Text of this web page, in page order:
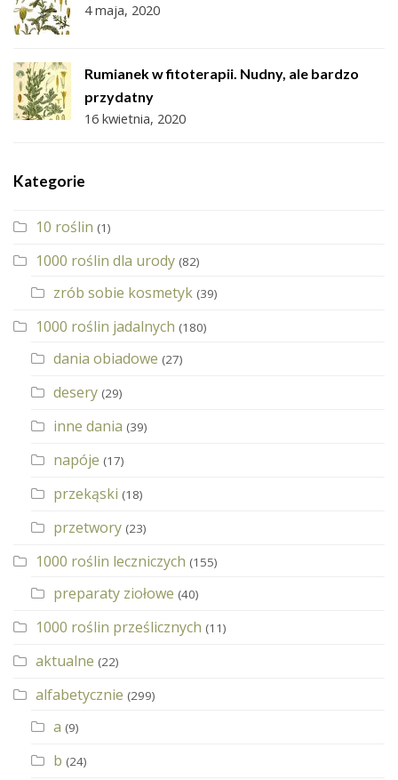
4 maja, 2020
Rumianek w fitoterapii. Nudny, ale bardzo
przydatny
16 kwietnia, 2020
Kategorie
10 roślin (1)
1000 roślin dla urody (82)
zrób sobie kosmetyk (39)
1000 roślin jadalnych (180)
dania obiadowe (27)
desery (29)
inne dania (39)
napóje (17)
przekąski (18)
przetwory (23)
1000 roślin leczniczych (155)
preparaty ziołowe (40)
1000 roślin prześlicznych (11)
aktualne (22)
alfabetycznie (299)
a (9)
b (24)